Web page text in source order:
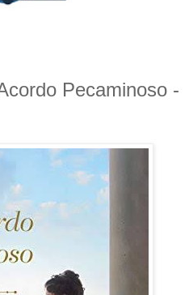
Pecaminoso -